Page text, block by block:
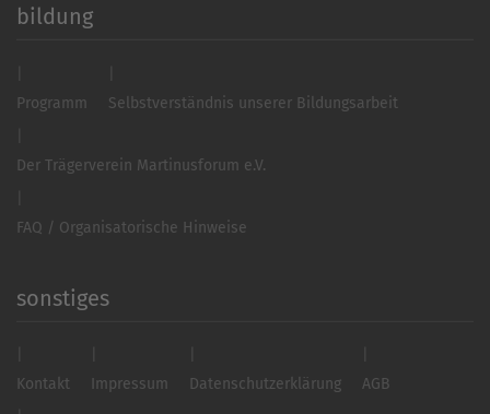
bildung
Programm Selbstverständnis unserer Bildungsarbeit
Der Trägerverein Martinusforum e.V.
FAQ / Organisatorische Hinweise
sonstiges
Kontakt Impressum Datenschutzerklärung AGB